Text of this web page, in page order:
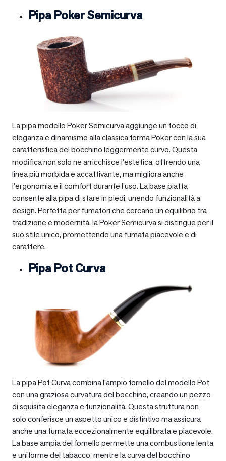
Pipa Poker Semicurva
La pipa modello Poker Semicurva aggiunge un tocco di
eleganza e dinamismo alla classica forma Poker con la sua
caratteristica del bocchino leggermente curvo. Questa
modifica non solo ne arricchisce l’estetica, offrendo una
linea più morbida e accattivante, ma migliora anche
l’ergonomia e il comfort durante l’uso. La base piatta
consente alla pipa di stare in piedi, unendo funzionalità a
design. Perfetta per fumatori che cercano un equilibrio tra
tradizione e modernità, la Poker Semicurva si distingue per il
suo stile unico, promettendo una fumata piacevole e di
carattere.
Pipa Pot Curva
La pipa Pot Curva combina l’ampio fornello del modello Pot
con una graziosa curvatura del bocchino, creando un pezzo
di squisita eleganza e funzionalità. Questa struttura non
solo conferisce un aspetto unico e distintivo ma assicura
anche una fumata eccezionalmente equilibrata e piacevole.
La base ampia del fornello permette una combustione lenta
e uniforme del tabacco, mentre la curva del bocchino